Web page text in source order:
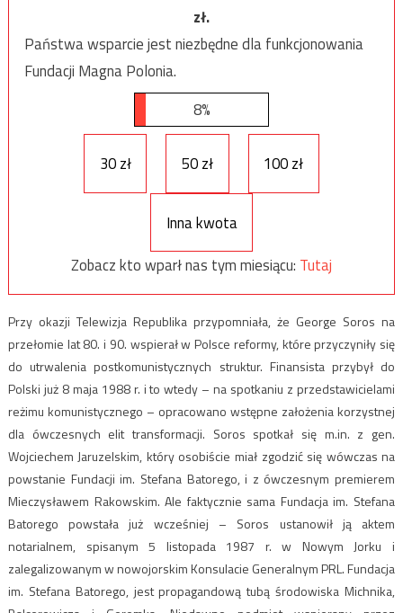
zł.
Państwa wsparcie jest niezbędne dla funkcjonowania
Fundacji Magna Polonia.
8%
30 zł 50 zł 100 zł
Inna kwota
Zobacz kto wparł nas tym miesiącu: Tutaj
Przy okazji Telewizja Republika przypomniała, że George Soros na
przełomie lat 80. i 90. wspierał w Polsce reformy, które przyczyniły się
do utrwalenia postkomunistycznych struktur. Finansista przybył do
Polski już 8 maja 1988 r. i to wtedy – na spotkaniu z przedstawicielami
reżimu komunistycznego – opracowano wstępne założenia korzystnej
dla ówczesnych elit transformacji. Soros spotkał się m.in. z gen.
Wojciechem Jaruzelskim, który osobiście miał zgodzić się wówczas na
powstanie Fundacji im. Stefana Batorego, i z ówczesnym premierem
Mieczysławem Rakowskim. Ale faktycznie sama Fundacja im. Stefana
Batorego powstała już wcześniej – Soros ustanowił ją aktem
notarialnem, spisanym 5 listopada 1987 r. w Nowym Jorku i
zalegalizowanym w nowojorskim Konsulacie Generalnym PRL. Fundacja
im. Stefana Batorego, jest propagandową tubą środowiska Michnika,